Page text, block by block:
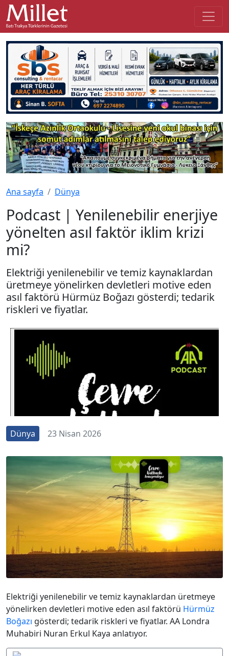
Ana sayfa Dünya
Podcast | Yenilenebilir enerjiye
yönelten asıl faktör iklim krizi
mi?
Elektriği yenilenebilir ve temiz kaynaklardan
üretmeye yönelirken devletleri motive eden
asıl faktörü Hürmüz Boğazı gösterdi; tedarik
riskleri ve fiyatlar.
Dünya 23 Nisan 2026
Elektriği yenilenebilir ve temiz kaynaklardan üretmeye
yönelirken devletleri motive eden asıl faktörü Hürmüz
Boğazı gösterdi; tedarik riskleri ve fiyatlar. AA Londra
Muhabiri Nuran Erkul Kaya anlatıyor.